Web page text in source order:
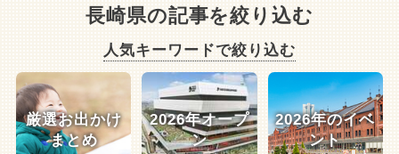
長崎県の記事を絞り込む
人気キーワードで絞り込む
厳選お出かけ
まとめ
2026年オープ
ン
2026年のイベ
ント